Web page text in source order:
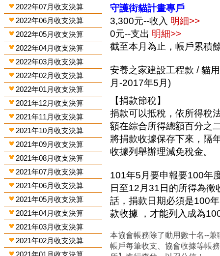
2022年07月收支決算
2022年06月收支決算
2022年05月收支決算
2022年04月收支決算
2022年03月收支決算
2022年02月收支決算
2022年01月收支決算
2021年12月收支決算
2021年11月收支決算
2021年10月收支決算
2021年09月收支決算
2021年08月收支決算
2021年07月收支決算
2021年06月收支決算
2021年05月收支決算
2021年04月收支決算
2021年03月收支決算
2021年02月收支決算
2021年01月收支決算
守護街貓計畫專戶
3,300元--收入 明細>>
0元--支出 明細>>
截至本月為止，帳戶累積
安養之家建設工程款 / 貓
月-2017年5月)
【捐款節稅】
捐款可以抵稅，依所得稅
額在綜合所得總額百分之
將捐款收據保存下來，隔
收據列舉辦理減免稅金。
101年5月要申報要100年
日至12月31日的所得為
話，捐款日期必須是100
款收據 ，才能列入成為
本協會帳務除了動用數十名--
帳戶每筆收支、協會收據等帳